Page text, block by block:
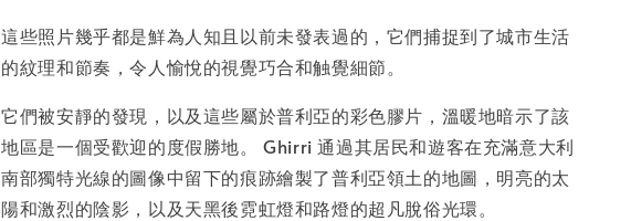
這些照片幾乎都是鮮為人知且以前未發表過的，它們捕捉到了城市生活
的紋理和節奏，令人愉悅的視覺巧合和触覺細節。
它們被安靜的發現，以及這些屬於普利亞的彩色膠片，溫暖地暗示了該
地區是一個受歡迎的度假勝地。 Ghirri 通過其居民和遊客在充滿意大利
南部獨特光線的圖像中留下的痕跡繪製了普利亞領土的地圖，明亮的太
陽和激烈的陰影，以及天黑後霓虹燈和路燈的超凡脫俗光環。